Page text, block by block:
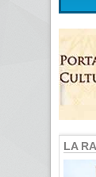
LA